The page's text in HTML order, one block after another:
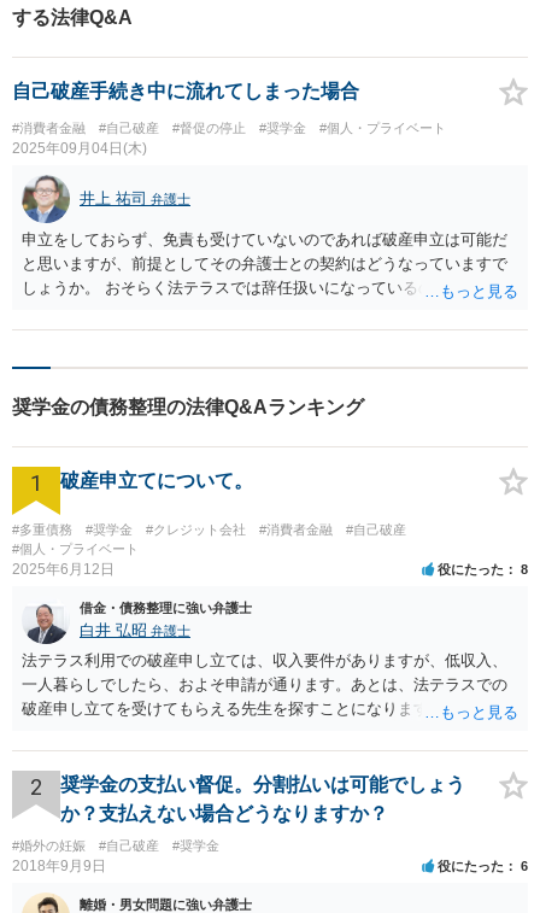
する法律Q&A
自己破産手続き中に流れてしまった場合
#消費者金融 #自己破産 #督促の停止 #奨学金 #個人・プライベート
2025年09月04日(木)
井上 祐司 弁護士
申立をしておらず、免責も受けていないのであれば破産申立は可能だ
と思いますが、前提としてその弁護士との契約はどうなっていますで
しょうか。 おそらく法テラスでは辞任扱いになっているのではないか
確認したうえで、新しい弁護士に相談をしてください。
奨学金の債務整理の法律Q&Aランキング
1 破産申立てについて。
#多重債務 #奨学金 #クレジット会社 #消費者金融
#自己破産
#個人・プライベート
2025年6月12日 役にたった 8
借金・債務整理に強い弁護士
白井 弘昭 弁護士
法テラス利用での破産申し立ては、収入要件がありますが、低収入、
一人暮らしでしたら、およそ申請が通ります。あとは、法テラスでの
破産申し立てを受けてもらえる先生を探すことになります。 また、法
替えてくれます。申立資料がそろっていれば、速やかに申立てが可能
だと思いますので、収入要件を検討の上、法テラスで破産申し立て可
能な弁護士を探してみてください。
2
奨学金の支払い督促。分割払いは可能でしょう
か？支払えない場合どうなりますか？
#婚外の妊娠 #自己破産 #奨学金
2018年9月9日 役にたった 6
離婚・男女問題に強い弁護士